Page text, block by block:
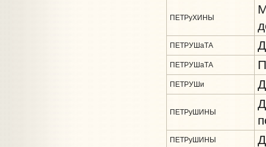
ПЕТРуХИНЫ
ПЕТРУШаТА
ПЕТРУШаТА
ПЕТРУШи
ПЕТРуШИНЫ
ПЕТРуШИНЫ